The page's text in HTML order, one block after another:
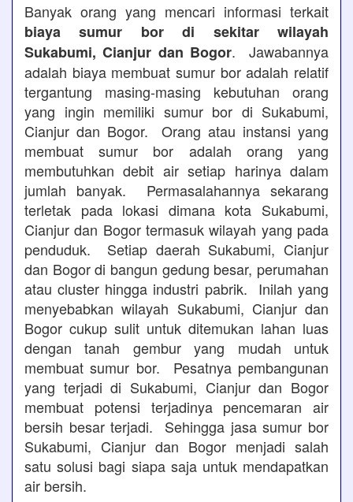
Banyak orang yang mencari informasi terkait
biaya sumur bor di sekitar wilayah
Sukabumi, Cianjur dan Bogor. Jawabannya
adalah biaya membuat sumur bor adalah relatif
tergantung masing-masing kebutuhan orang
yang ingin memiliki sumur bor di Sukabumi,
Cianjur dan Bogor. Orang atau instansi yang
membuat sumur bor adalah orang yang
membutuhkan debit air setiap harinya dalam
jumlah banyak. Permasalahannya sekarang
terletak pada lokasi dimana kota Sukabumi,
Cianjur dan Bogor termasuk wilayah yang pada
penduduk. Setiap daerah Sukabumi, Cianjur
dan Bogor di bangun gedung besar, perumahan
atau cluster hingga industri pabrik. Inilah yang
menyebabkan wilayah Sukabumi, Cianjur dan
Bogor cukup sulit untuk ditemukan lahan luas
dengan tanah gembur yang mudah untuk
membuat sumur bor. Pesatnya pembangunan
yang terjadi di Sukabumi, Cianjur dan Bogor
membuat potensi terjadinya pencemaran air
bersih besar terjadi. Sehingga jasa sumur bor
Sukabumi, Cianjur dan Bogor menjadi salah
satu solusi bagi siapa saja untuk mendapatkan
air bersih.